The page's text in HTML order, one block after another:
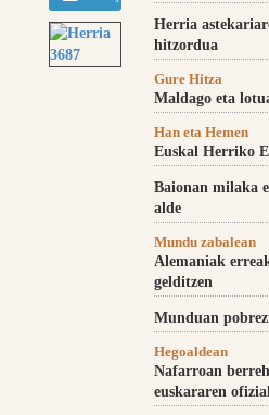
Herria
hitzordua
Gure Hitza
Maldago eta
Han eta Hemen
Euskal Herriko
Baionan milaka
alde
Mundu zabalean
Alemaniak
gelditzen
Munduan
Hegoaldean
Nafarroan
euskararen